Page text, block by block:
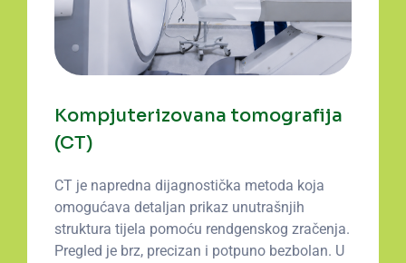
Kompjuterizovana tomografija
(CT)
CT je napredna dijagnostička metoda koja
omogućava detaljan prikaz unutrašnjih
struktura tijela pomoću rendgenskog zračenja.
Pregled je brz, precizan i potpuno bezbolan. U